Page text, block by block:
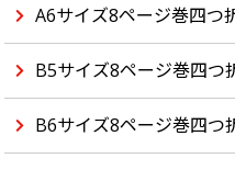
A6サイズ8ページ巻四つ
B5サイズ8ページ巻四つ
B6サイズ8ページ巻四つ